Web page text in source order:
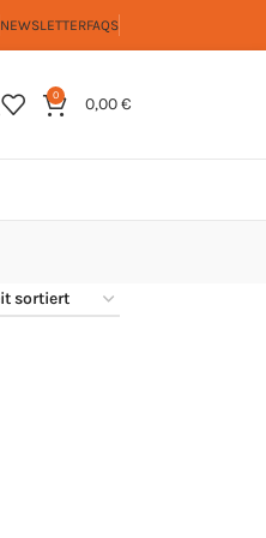
NEWSLETTERFAQS
0 0,00€